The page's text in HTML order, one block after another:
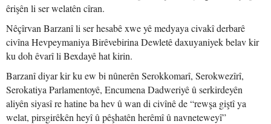
êrişên li ser welatên cîran.
Nêçîrvan Barzanî li ser hesabê xwe yê medyaya civakî derbarê
civîna Hevpeymaniya Birêvebirina Dewletê daxuyaniyek belav kir
ku doh êvarî li Bexdayê hat kirin.
Barzanî diyar kir ku ew bi nûnerên Serokkomarî, Serokwezîrî,
Serokatiya Parlamentoyê, Encumena Dadweriyê û serkirdeyên
aliyên siyasî re hatine ba hev û wan di civînê de “rewşa giştî ya
welat, pirsgirêkên heyî û pêşhatên herêmî û navneteweyî”